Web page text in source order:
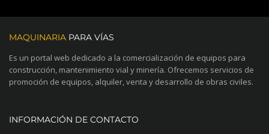
MAQUINARIA PARA VÍAS
Es un portal web dedicado a la comercialización de equipos para
construcción, mantenimiento vial y minería. Ofrecemos servicios de
promoción de equipos, alquiler, venta y desarrollo de obras civiles.
INFORMACIÓN DE CONTACTO